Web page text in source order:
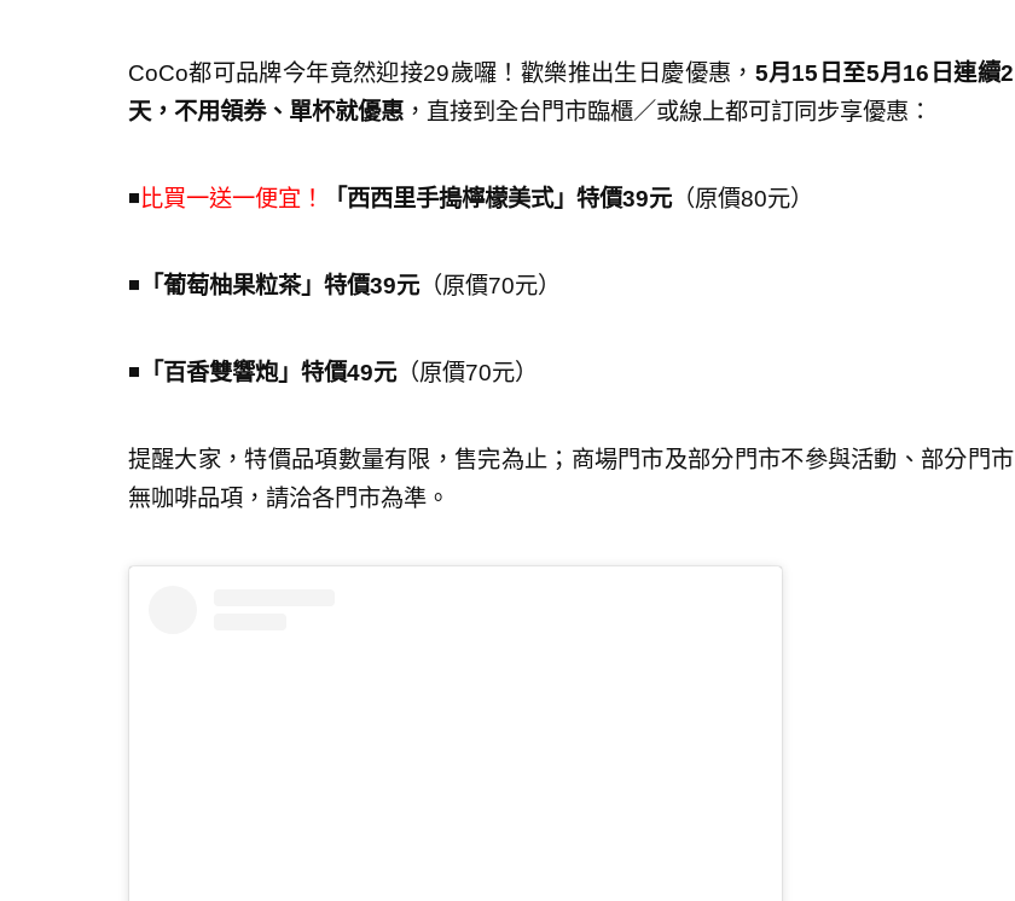
CoCo都可品牌今年竟然迎接29歲囉！歡樂推出生日慶優惠， 5月15日至5月16日連續2
天，不用領券、單杯就優惠，直接到全台門市臨櫃／或線上都可訂同步享優惠：
◾️ 比買一送一便宜！ 「西西里手搗檸檬美式」特價39元（原價80元）
◾️ 「葡萄柚果粒茶」特價39元（原價70元）
◾️ 「百香雙響炮」特價49元（原價70元）
提醒大家，特價品項數量有限，售完為止；商場門市及部分門市不參與活動、部分門市
無咖啡品項，請洽各門市為準。